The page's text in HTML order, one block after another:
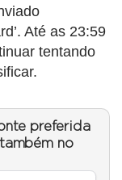
Até as 23:59
tentando
preferida
no